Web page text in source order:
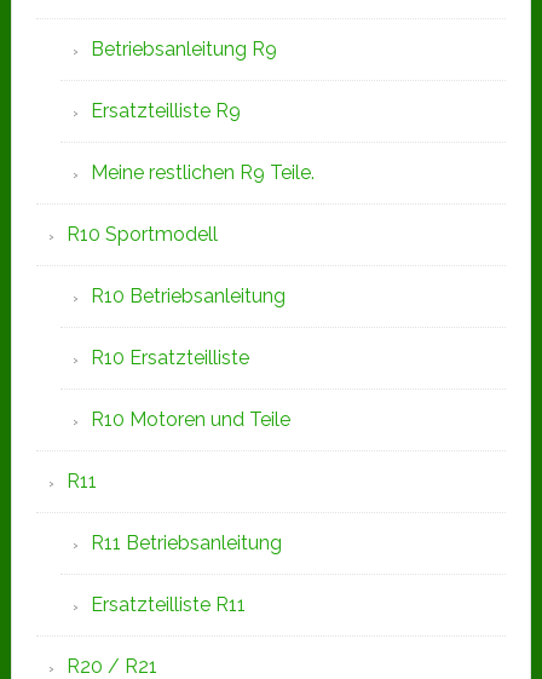
Betriebsanleitung R9
Ersatzteilliste R9
Meine restlichen R9 Teile.
R10 Sportmodell
R10 Betriebsanleitung
R10 Ersatzteilliste
R10 Motoren und Teile
R11
R11 Betriebsanleitung
Ersatzteilliste R11
R20 / R21